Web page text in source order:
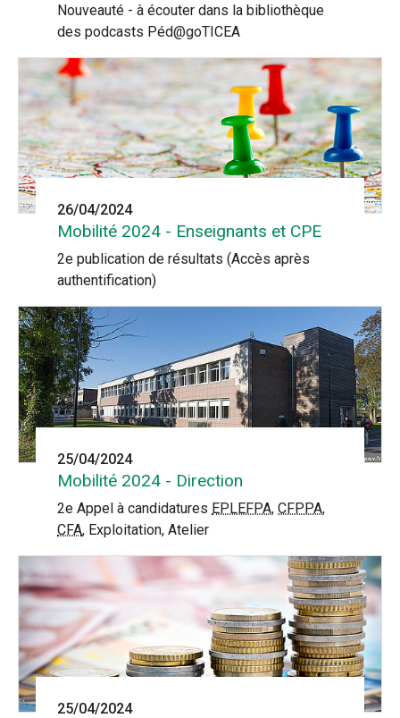
Nouveauté - à écouter dans la bibliothèque
des podcasts Péd@goTICEA
26/04/2024
Mobilité 2024 - Enseignants et CPE
2e publication de résultats (Accès après
authentification)
25/04/2024
Mobilité 2024 - Direction
2e Appel à candidatures EPLEFPA, CFPPA,
CFA, Exploitation, Atelier
25/04/2024